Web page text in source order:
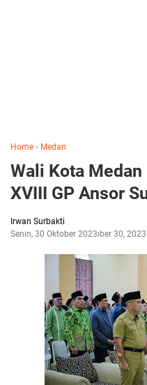
Home › Medan
Wali Kota
XVIII GP Ansor
Irwan Surbakti
Senin, 30 Oktober 2023Oktober 30, 2023